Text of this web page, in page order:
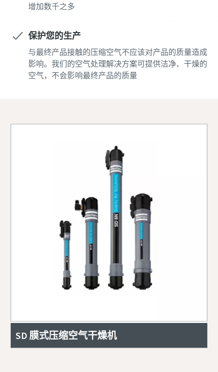
增加数千之多
保护您的生产
与最终产品接触的压缩空气不应该对产品的质量造成
影响。我们的空气处理解决方案可提供洁净、干燥的
空气，不会影响最终产品的质量
SD 膜式压缩空气干燥机